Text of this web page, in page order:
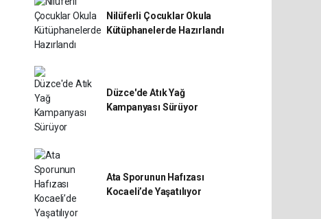
Nilüferli Çocuklar Okula
Kütüphanelerde Hazırlandı
Düzce'de Atık Yağ
Kampanyası Sürüyor
Ata Sporunun Hafızası
Kocaeli’de Yaşatılıyor